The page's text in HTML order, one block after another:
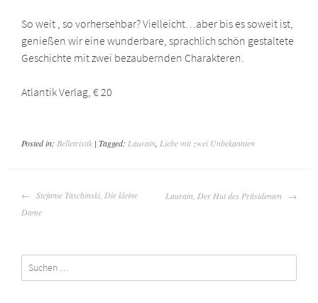
So weit , so vorhersehbar? Vielleicht…aber bis es soweit ist,
genießen wir eine wunderbare, sprachlich schön gestaltete
Geschichte mit zwei bezaubernden Charakteren.
Atlantik Verlag, € 20
Posted in: Belletristik | Tagged: Laurain Liebe mit zwei Unbekannten
BEITRAGSNAVIGATION
Stefanie Taschinski, Die kleine
Dame
Laurain, Der Hut des Präsidenten
Suchen
nach: